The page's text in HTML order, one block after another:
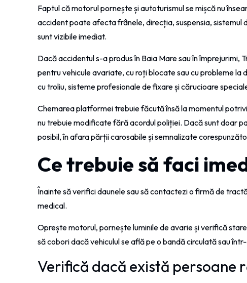
Faptul că motorul pornește și autoturismul se mișcă nu
accident poate afecta frânele, direcția, suspensia, sistemul
sunt vizibile imediat.
Dacă accidentul s-a produs în Baia Mare sau în împrejurimi,
pentru vehicule avariate, cu roți blocate sau cu probleme
cu troliu, sisteme profesionale de fixare și cărucioare
Chemarea platformei trebuie făcută însă la momentul
nu trebuie modificate fără acordul poliției. Dacă sunt doar
posibil, în afara părții carosabile și semnalizate
Ce trebuie să faci
Înainte să verifici daunele sau să contactezi o firmă de
medical.
Oprește motorul, pornește luminile de avarie și verifică
să cobori dacă vehiculul se află pe o bandă circulată sau
Verifică dacă există persoane